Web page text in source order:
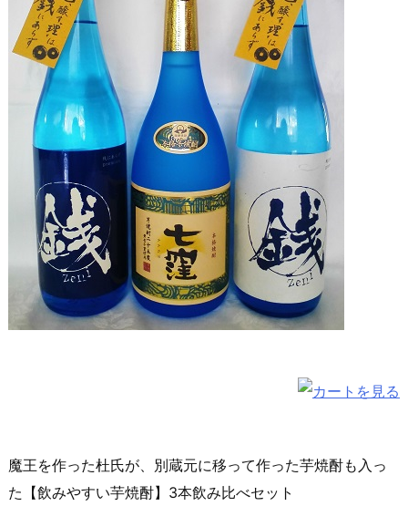
魔王を作った杜氏が、別蔵元に移って作った芋焼酎も入っ
た【飲みやすい芋焼酎】3本飲み比べセット